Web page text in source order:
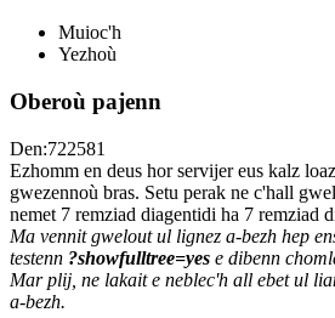
Muioc'h
Yezhoù
Oberoù pajenn
Den:722581
Ezhomm en deus hor servijer eus kalz
gwezennoù bras. Setu perak ne c'hall
nemet 7 remziad diagentidi ha 7 remziad
Ma vennit gwelout ul lignez a-bezh hep
testenn ?showfulltree=yes e dibenn
Mar plij, ne lakait e neblec'h all ebet ul
a-bezh.